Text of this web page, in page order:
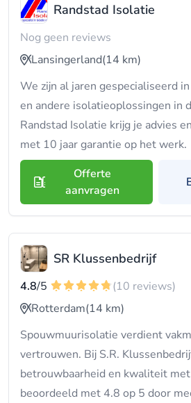
Randstad Isolatie
Nog geen reviews
Lansingerland(14 km)
We zijn al jaren gespecialiseerd
en andere isolatieoplossingen in
Randstad Isolatie krijg je advies
met 10 jaar garantie op het werk.
Offerte
aanvragen
SR Klussenbedrijf
4.8/5
(10 reviews)
Rotterdam(14 km)
Spouwmuurisolatie verdient
vertrouwen. Bij S.R.
betrouwbaarheid en kwaliteit
beoordeeld met 4.8 op 5 door